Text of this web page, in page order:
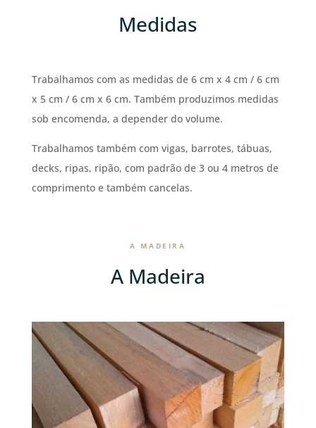
Medidas
Trabalhamos com as medidas de 6 cm x 4 cm / 6 cm
x 5 cm / 6 cm x 6 cm. Também produzimos medidas
sob encomenda, a depender do volume.
Trabalhamos também com vigas, barrotes, tábuas,
decks, ripas, ripão, com padrão de 3 ou 4 metros de
comprimento e também cancelas.
A MADEIRA
A Madeira